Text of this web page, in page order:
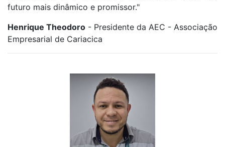
futuro mais dinâmico e promissor."
Henrique Theodoro - Presidente da AEC - Associação
Empresarial de Cariacica